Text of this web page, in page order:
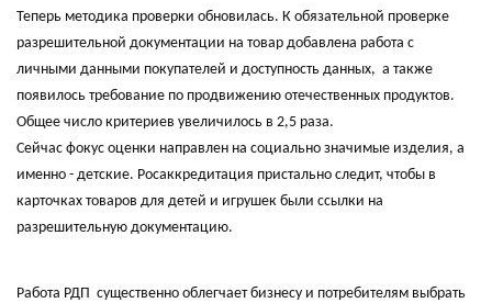
Теперь методика проверки обновилась. К обязательной проверке
разрешительной документации на товар добавлена работа с
личными данными покупателей и доступность данных, а также
появилось требование по продвижению отечественных продуктов.
Общее число критериев увеличилось в 2,5 раза.
Сейчас фокус оценки направлен на социально значимые изделия, а
именно - детские. Росаккредитация пристально следит, чтобы в
карточках товаров для детей и игрушек были ссылки на
разрешительную документацию.
Работа РДП существенно облегчает бизнесу и потребителям выбрать